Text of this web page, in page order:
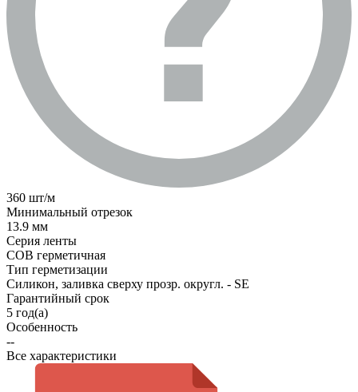
360 шт/м
Минимальный отрезок
13.9 мм
Серия ленты
COB герметичная
Тип герметизации
Силикон, заливка сверху прозр. округл. - SE
Гарантийный срок
5 год(а)
Особенность
--
Все характеристики